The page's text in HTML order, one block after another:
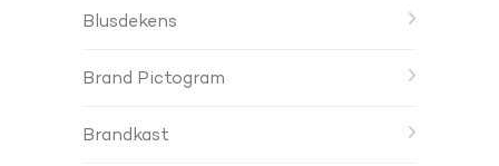
Blusdekens
Brand Pictogram
Brandkast